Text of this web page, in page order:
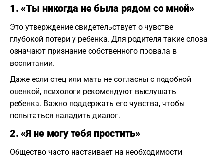
1. «Ты никогда не была рядом со мной»
Это утверждение свидетельствует о чувстве
глубокой потери у ребенка. Для родителя такие слова
означают признание собственного провала в
воспитании.
Даже если отец или мать не согласны с подобной
оценкой, психологи рекомендуют выслушать
ребенка. Важно поддержать его чувства, чтобы
попытаться наладить диалог.
2. «Я не могу тебя простить»
Общество часто настаивает на необходимости